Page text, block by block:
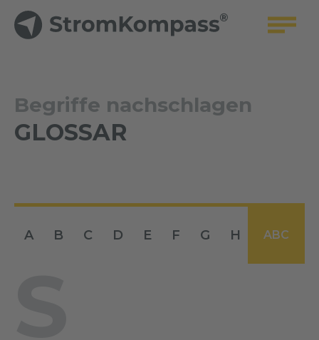
Begriffe nachschlagen
GLOSSAR
A B C D E F G H I J
ABC